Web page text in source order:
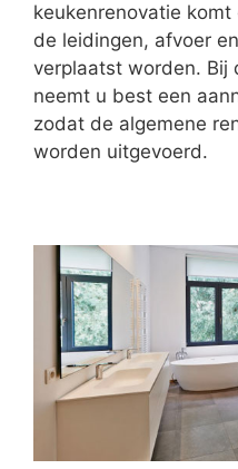
keukenrenovatie
de leidingen, afvoer
verplaatst worden. Bij
neemt u best een
zodat de algemene
worden uitgevoerd.